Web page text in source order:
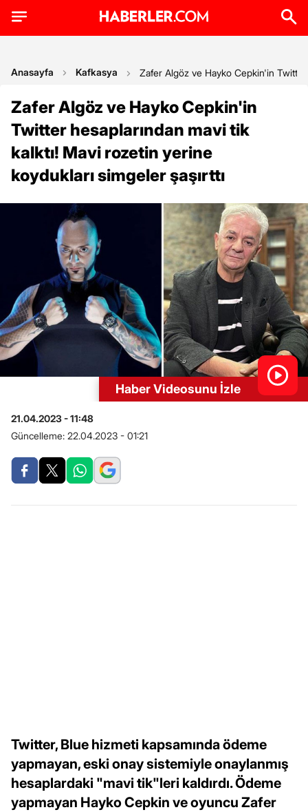
Anasayfa Kafkasya Zafer Algöz ve Hayko Cepkin'in Twitter
Zafer Algöz ve Hayko Cepkin'in
Twitter hesaplarından mavi tik
kalktı! Mavi rozetin yerine
koydukları simgeler şaşırttı
Haber Videosunu İzle
21.04.2023 - 11:48
Güncelleme: 22.04.2023 - 01:21
Twitter, Blue hizmeti kapsamında ödeme
yapmayan, eski onay sistemiyle onaylanmış
hesaplardaki "mavi tik"leri kaldırdı. Ödeme
yapmayan Hayko Cepkin ve oyuncu Zafer